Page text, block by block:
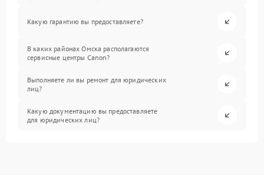
Какую гарантию вы предоставляете?
В каких районах Омска располагаются
сервисные центры Canon?
Выполняете ли вы ремонт для юридических
лиц?
Какую документацию вы предоставляете
для юридических лиц?